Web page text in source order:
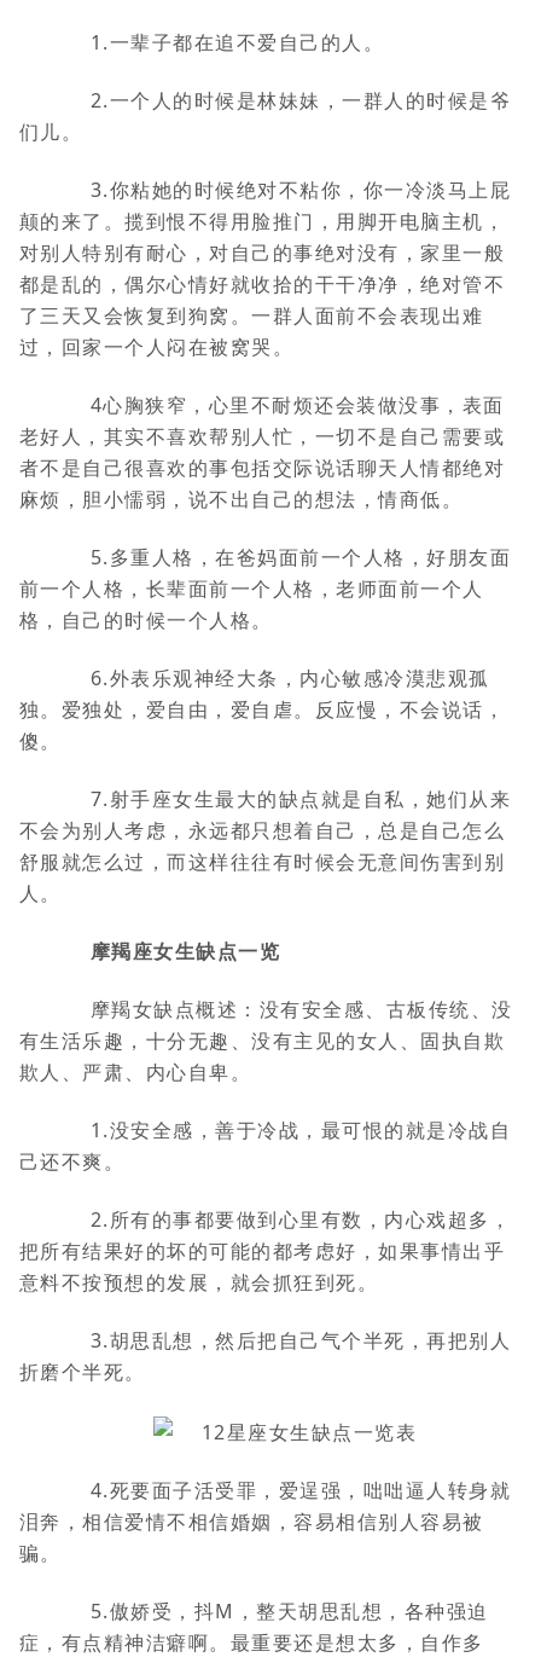
1.一辈子都在追不爱自己的人。
2.一个人的时候是林妹妹，一群人的时候是爷
们儿。
3.你粘她的时候绝对不粘你，你一冷淡马上屁
颠的来了。揽到恨不得用脸推门，用脚开电脑主机，
对别人特别有耐心，对自己的事绝对没有，家里一般
都是乱的，偶尔心情好就收拾的干干净净，绝对管不
了三天又会恢复到狗窝。一群人面前不会表现出难
过，回家一个人闷在被窝哭。
4心胸狭窄，心里不耐烦还会装做没事，表面
老好人，其实不喜欢帮别人忙，一切不是自己需要或
者不是自己很喜欢的事包括交际说话聊天人情都绝对
麻烦，胆小懦弱，说不出自己的想法，情商低。
5.多重人格，在爸妈面前一个人格，好朋友面
前一个人格，长辈面前一个人格，老师面前一个人
格，自己的时候一个人格。
6.外表乐观神经大条，内心敏感冷漠悲观孤
独。爱独处，爱自由，爱自虐。反应慢，不会说话，
傻。
7.射手座女生最大的缺点就是自私，她们从来
不会为别人考虑，永远都只想着自己，总是自己怎么
舒服就怎么过，而这样往往有时候会无意间伤害到别
人。
摩羯座女生缺点一览
摩羯女缺点概述：没有安全感、古板传统、没
有生活乐趣，十分无趣、没有主见的女人、固执自欺
欺人、严肃、内心自卑。
1.没安全感，善于冷战，最可恨的就是冷战自
己还不爽。
2.所有的事都要做到心里有数，内心戏超多，
把所有结果好的坏的可能的都考虑好，如果事情出乎
意料不按预想的发展，就会抓狂到死。
3.胡思乱想，然后把自己气个半死，再把别人
折磨个半死。
4.死要面子活受罪，爱逞强，咄咄逼人转身就
泪奔，相信爱情不相信婚姻，容易相信别人容易被
骗。
5.傲娇受，抖M，整天胡思乱想，各种强迫
症，有点精神洁癖啊。最重要还是想太多，自作多